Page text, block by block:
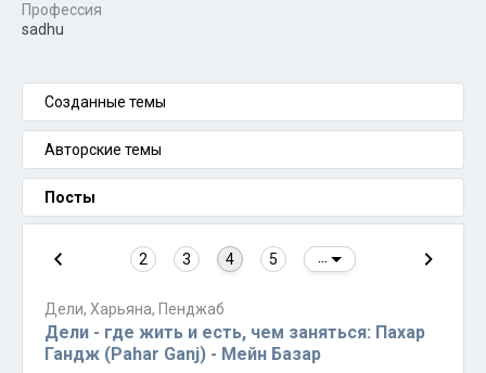
Профессия
sadhu
Созданные темы
Авторские темы
Посты
2 3 4 5
Дели, Харьяна, Пенджаб
Дели - где жить и есть, чем заняться: Пахар
Гандж (Pahar Ganj) - Mейн Базар